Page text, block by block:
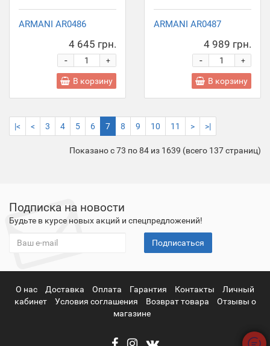
ARMANI AR0486
4 645 грн.
+
-
В корзину
ARMANI AR0487
4 989 грн.
+
-
В корзину
|< < 3 4 5 6 7 8 9 10 11 > >|
Показано с 73 по 84 из 1639 (всего 137 страниц)
Подписка на новости
Будьте в курсе новых акций и спецпредложений!
Подписаться
О нас Доставка Оплата Гарантия Контакты
Личный
кабинет
Условия соглашения Возврат товара
Отзывы о
магазине